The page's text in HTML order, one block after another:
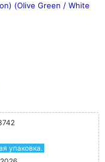
(Olive Green / White
упаковка.